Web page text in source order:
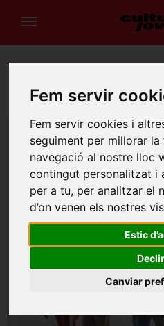
Fem servir
Fem servir cookies i
seguiment per millorar
navegació al nostre lloc
contingut personalitzat i
per a tu, per analitzar el
d’on venen els nostres
Estic
Canviar
Portada Teatre Tarragona